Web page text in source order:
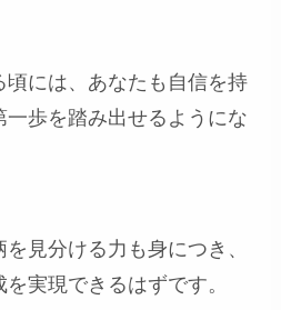
頃には、あなたも自信を持
一歩を踏み出せるようにな
見分ける力も身につき、
実現できるはずです。